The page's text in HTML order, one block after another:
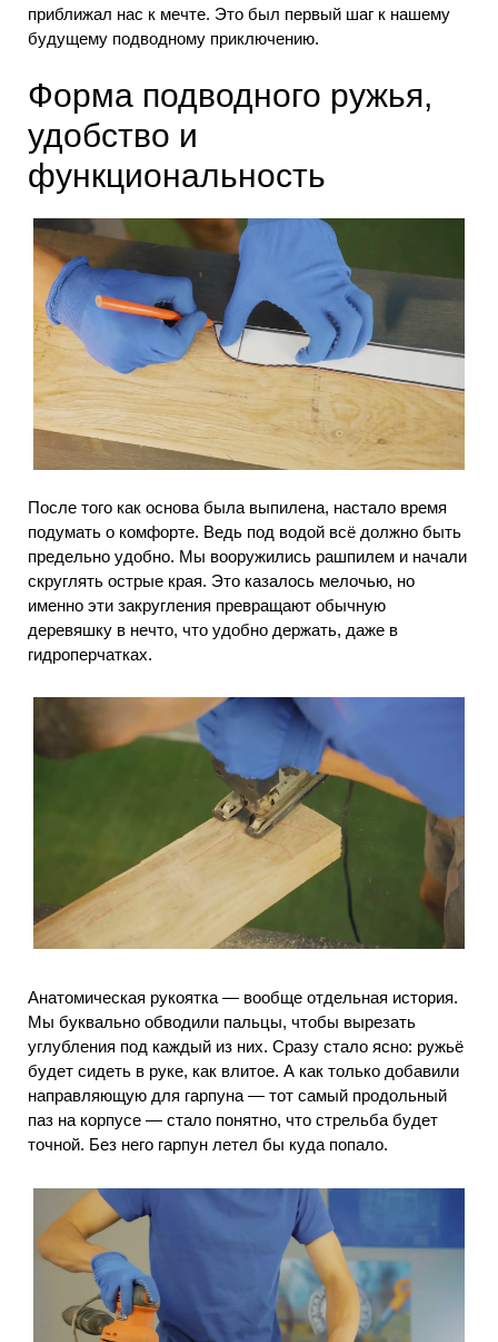
приближал нас к мечте. Это был первый шаг к нашему
будущему подводному приключению.
Форма подводного ружья,
удобство и
функциональность
После того как основа была выпилена, настало время
подумать о комфорте. Ведь под водой всё должно быть
предельно удобно. Мы вооружились рашпилем и начали
скруглять острые края. Это казалось мелочью, но
именно эти закругления превращают обычную
деревяшку в нечто, что удобно держать, даже в
гидроперчатках.
Анатомическая рукоятка — вообще отдельная история.
Мы буквально обводили пальцы, чтобы вырезать
углубления под каждый из них. Сразу стало ясно: ружьё
будет сидеть в руке, как влитое. А как только добавили
направляющую для гарпуна — тот самый продольный
паз на корпусе — стало понятно, что стрельба будет
точной. Без него гарпун летел бы куда попало.